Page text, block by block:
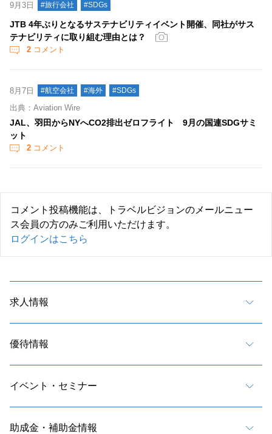
9月3日 #旅行会社 #SDGs
JTB 4年ぶりとなるサステナビリティイベント開催、同社がサス
テナビリティに取り組む理由とは？
2 コメント
8月7日 #航空会社 #海外 #SDGs
出典：Aviation Wire
JAL、羽田からNYへCO2排出ゼロフライト 9月の国連SDGサミ
ット
2 コメント
コメント投稿機能は、トラベルビジョンのメールニュー
ス会員の方のみご利用いただけます。
ログインはこちら
求人情報
優待情報
イベント・セミナー
助成金・補助金情報